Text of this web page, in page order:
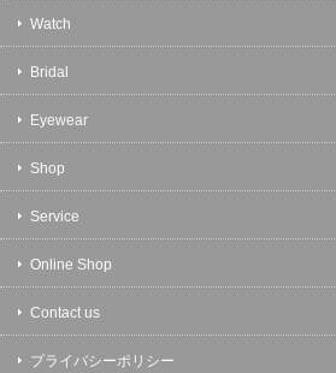
Watch
Bridal
Eyewear
Shop
Service
Online Shop
Contact us
プライバシーポリシー